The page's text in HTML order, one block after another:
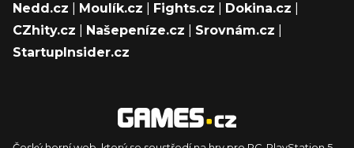
Nedd.cz
Moulík.cz Fights.cz Dokina.cz
CZhity.cz
Našepeníze.cz Srovnám.cz
StartupInsider.cz